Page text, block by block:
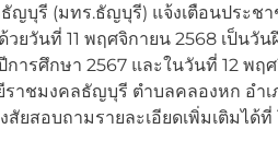
บุรี (มทร.ธัญบุรี) แจ้งเตือนประช
วยวันที่ 11 พฤศจิกายน 2568 เป็
ารศึกษา 2567 และในวันที่ 12
าชมงคลธัญบุรี ตำบลคลองหก อำ
สัยสอบถามรายละเอียดเพิ่มเติมไ